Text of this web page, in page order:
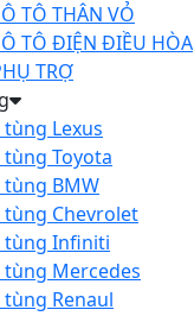
TÔ THÂN VỎ
TÔ ĐIỆN ĐIỀU HÒA
TRỢ
Lexus
Toyota
BMW
tùng Chevrolet
tùng Infiniti
Mercedes
Renaul